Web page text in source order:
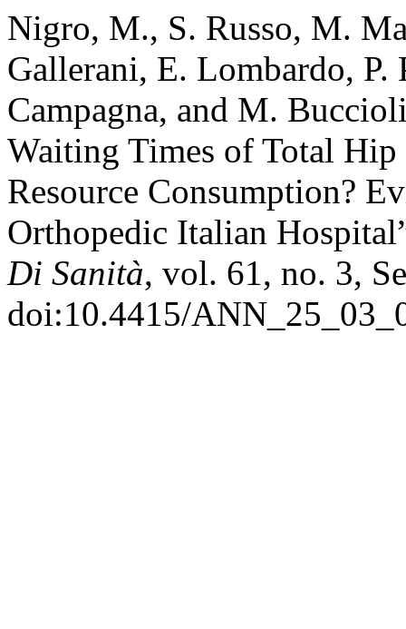
Nigro, M., S. Russo, M.
Gallerani, E. Lombardo, P.
Campagna, and M.
Waiting Times of Total Hip
Resource Consumption?
Orthopedic Italian
Di Sanità, vol. 61, no. 3,
doi:10.4415/